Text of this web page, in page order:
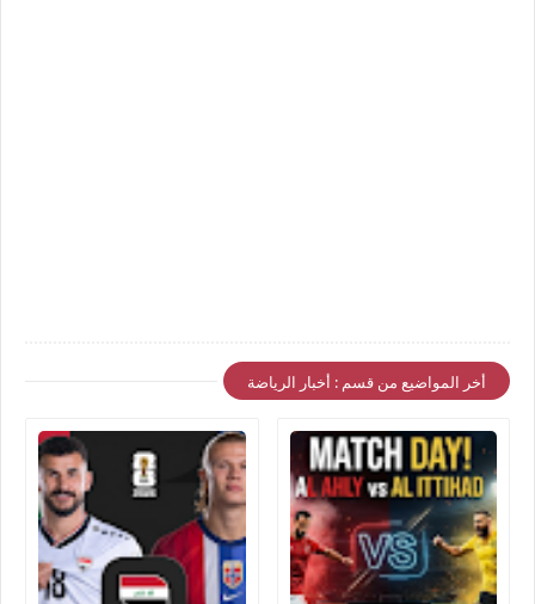
أخر المواضيع من قسم : أخبار الرياضة